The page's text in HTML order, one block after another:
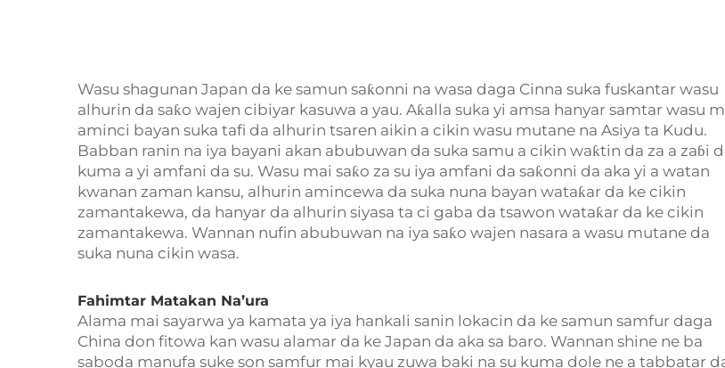
Wasu shagunan Japan da ke samun saƙonni na wasa daga Cinna suka fuskantar wasu
alhurin da saƙo wajen cibiyar kasuwa a yau. Aƙalla suka yi amsa hanyar samtar wasu
aminci bayan suka tafi da alhurin tsaren aikin a cikin wasu mutane na Asiya ta Kudu.
Babban ranin na iya bayani akan abubuwan da suka samu a cikin waƙtin da za a zaɓi
kuma a yi amfani da su. Wasu mai saƙo za su iya amfani da saƙonni da aka yi a watan
kwanan zaman kansu, alhurin amincewa da suka nuna bayan wataƙar da ke cikin
zamantakewa, da hanyar da alhurin siyasa ta ci gaba da tsawon wataƙar da ke cikin
zamantakewa. Wannan nufin abubuwan na iya saƙo wajen nasara a wasu mutane da
suka nuna cikin wasa.
Fahimtar Matakan Na’ura
Alama mai sayarwa ya kamata ya iya hankali sanin lokacin da ke samun samfur daga
China don fitowa kan wasu alamar da ke Japan da aka sa baro. Wannan shine ne ba
saboda manufa suke son samfur mai kyau zuwa baki na su kuma dole ne a tabbatar